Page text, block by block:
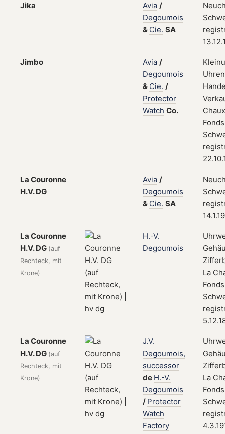
Jika Avia /
Degoumois
& Cie. SA
Jimbo Avia /
Degoumois
& Cie. /
Protector
Watch Co.
La Couronne
H.V. DG
Avia /
Degoumois
& Cie. SA
La Couronne
H.V. DG (auf
Rechteck, mit
Krone)
H.-V.
Degoumois
La
La Couronne
H.V. DG (auf
Rechteck, mit
Krone)
J.V.
Degoumois,
successor
de H.-V.
Degoumois
/ Protector
Watch
Factory
La